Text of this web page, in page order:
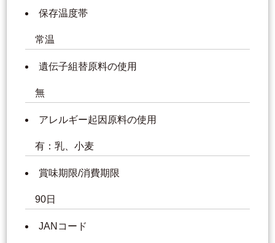
保存温度帯
常温
遺伝子組替原料の使用
無
アレルギー起因原料の使用
有：乳、小麦
賞味期限/消費期限
90日
JANコード